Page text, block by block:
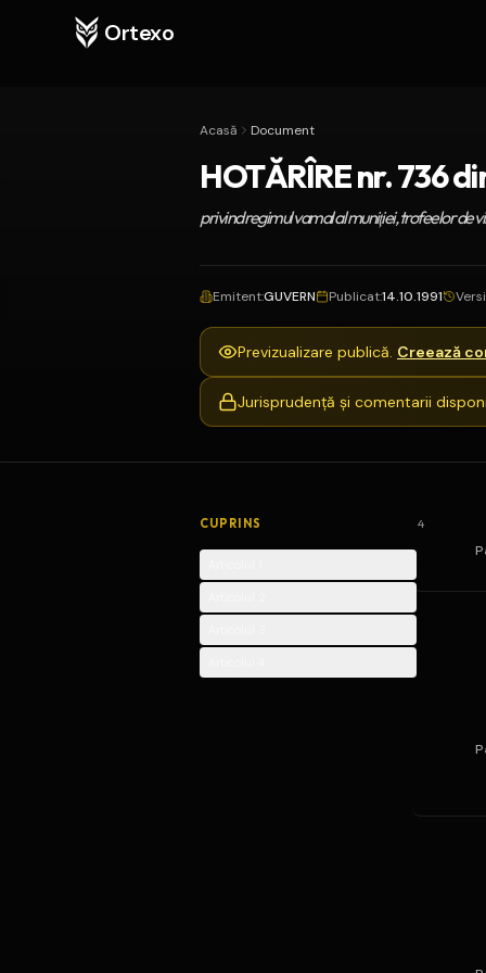
Ortexo
Acasă Document
HOTĂRÎRE nr. 736
privind regimul vamal al muniţiei, trofeelor de
Emitent:GUVERN Publicat:14.10.1991
Previzualizare publică. Creează
Jurisprudență și comentarii
CUPRINS 4